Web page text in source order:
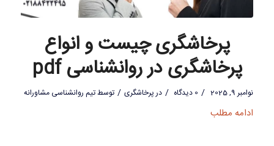
پرخاشگری چیست و انواع
پرخاشگری در روانشناسی pdf
نوامبر 9, 2025 / 0 دیدگاه / درپرخاشگری / توسطتیم روانشناسی مشاورانه
ادامه مطلب